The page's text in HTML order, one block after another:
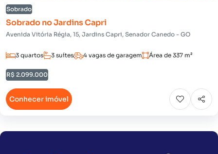
Sobrado
Sobrado no Jardins Capri
Avenida Vitória Régia, 15, Jardins Capri, Senador Canedo - GO
3 quartos 3 suítes 4 vagas de garagem Área de 337 m²
R$ 2.099.000
Conhecer imóvel